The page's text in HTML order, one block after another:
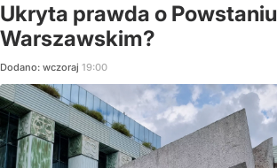
Ukryta prawda o Powstaniu
Warszawskim?
Dodano: wczoraj 19:00